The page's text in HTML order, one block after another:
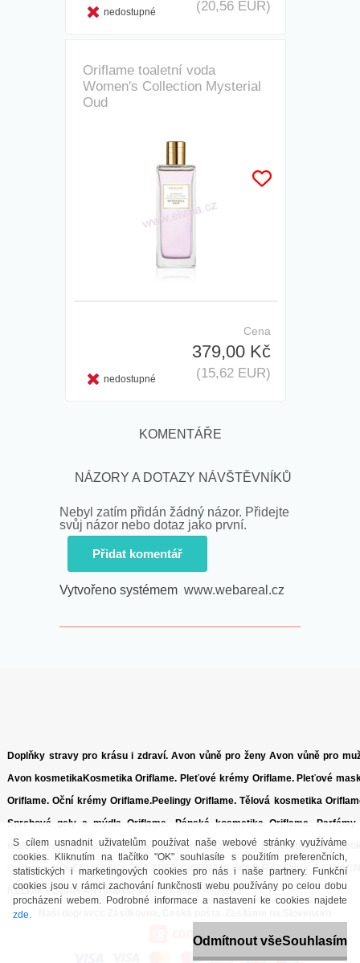
S cílem usnadnit uživatelům používat naše webové stránky využíváme
cookies. Kliknutím na tlačítko "OK" souhlasíte s použitím preferenčních,
statistických i marketingových cookies pro nás i naše partnery. Funkční
cookies jsou v rámci zachování funkčnosti webu používány po celou dobu
procházení webem. Podrobné informace a nastavení ke cookies najdete
zde.
Odmítnout všeSouhlasím
(20,56 EUR)
nedostupné
Oriflame toaletní voda
Women's Collection Mysterial
Oud
Cena
379,00 Kč
(15,62 EUR)
nedostupné
KOMENTÁŘE
NÁZORY A DOTAZY NÁVŠTĚVNÍKŮ
Nebyl zatím přidán žádný názor. Přidejte
svůj názor nebo dotaz jako první.
Přidat komentář
Vytvořeno systémem www.webareal.cz
Doplňky stravy pro krásu i zdraví.Avon vůně pro ženy Avon vůně pro
Avon kosmetikaKosmetika Oriflame. Pleťové krémy Oriflame. Pleťové
Oriflame. Oční krémy Oriflame.Peelingy Oriflame. Tělová kosmetika
Sprchové gely a mýdla Oriflame.
Pánská kosmetika Oriflame.
Parfémy
toaletní vody Oriflame. Vlasová kosmetika Oriflame.
Dekorativní
Oriflame. HOLENÍ MASKY TEA TREE GIORDANI GOLD ŘASENKY
KELÍMKY SÉRA ANTIPERSPIRANTY MINIPARFÉMY